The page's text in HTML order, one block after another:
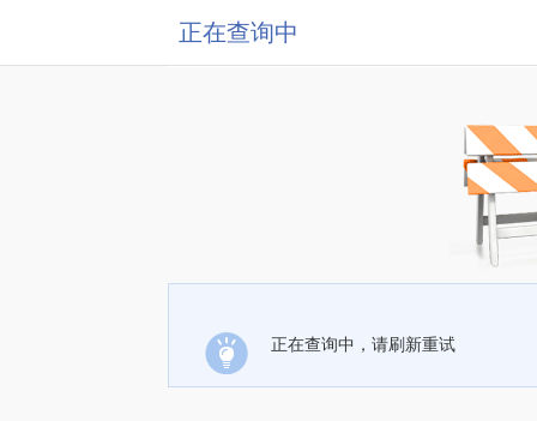
正在查询中
正在查询中，请刷新重试